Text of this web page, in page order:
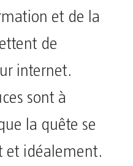
et de la
de
internet.
sont à
la quête se
et idéalement.